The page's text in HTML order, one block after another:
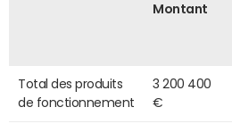
Montant
Total des produits
de fonctionnement
3 200 400
€